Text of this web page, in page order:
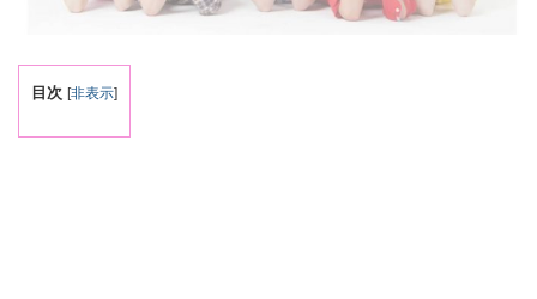
目次 [非表示]